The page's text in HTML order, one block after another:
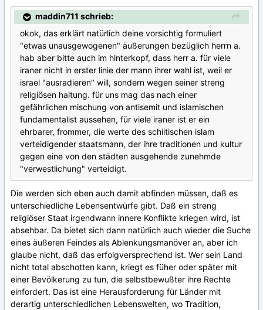
maddin711 schrieb:
okok, das erklärt natürlich deine vorsichtig formuliert
"etwas unausgewogenen" äußerungen bezüglich herrn a.
hab aber bitte auch im hinterkopf, dass herr a. für viele
iraner nicht in erster linie der mann ihrer wahl ist, weil er
israel "ausradieren" will, sondern wegen seiner streng
religiösen haltung. für uns mag das nach einer
gefährlichen mischung von antisemit und islamischen
fundamentalist aussehen, für viele iraner ist er ein
ehrbarer, frommer, die werte des schiitischen islam
verteidigender staatsmann, der ihre traditionen und kultur
gegen eine von den städten ausgehende zunehmde
"verwestlichung" verteidigt.
Die werden sich eben auch damit abfinden müssen, daß es
unterschiedliche Lebensentwürfe gibt. Daß ein streng
religiöser Staat irgendwann innere Konflikte kriegen wird, ist
absehbar. Da bietet sich dann natürlich auch wieder die Suche
eines äußeren Feindes als Ablenkungsmanöver an, aber ich
glaube nicht, daß das erfolgversprechend ist. Wer sein Land
nicht total abschotten kann, kriegt es füher oder später mit
einer Bevölkerung zu tun, die selbstbewußter ihre Rechte
einfordert. Das ist eine Herausforderung für Länder mit
derartig unterschiedlichen Lebenswelten, wo Tradition,